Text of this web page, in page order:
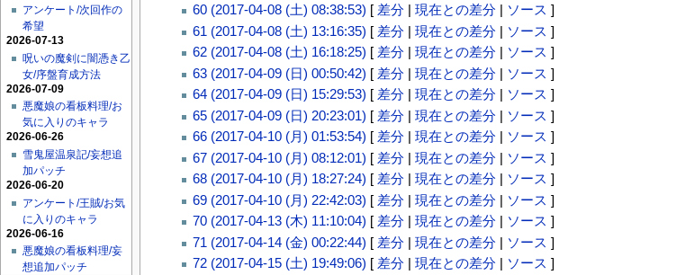
アンケート/次回作の
希望
2026-07-13
呪いの魔剣に闇憑き乙
女/序盤育成方法
2026-07-09
悪魔娘の看板料理/お
気に入りのキャラ
2026-06-26
雪鬼屋温泉記/妄想追
加パッチ
2026-06-20
アンケート/王賊/お気
に入りのキャラ
2026-06-16
悪魔娘の看板料理/妄
想追加パッチ
60 (2017-04-08 (土) 08:38:53) [ 差分| 現在との差分| ソース ]
61 (2017-04-08 (土) 13:16:35) [ 差分| 現在との差分| ソース ]
62 (2017-04-08 (土) 16:18:25) [ 差分| 現在との差分| ソース ]
63 (2017-04-09 (日) 00:50:42) [ 差分| 現在との差分| ソース ]
64 (2017-04-09 (日) 15:29:53) [ 差分| 現在との差分| ソース ]
65 (2017-04-09 (日) 20:23:01) [ 差分| 現在との差分| ソース ]
66 (2017-04-10 (月) 01:53:54) [ 差分| 現在との差分| ソース ]
67 (2017-04-10 (月) 08:12:01) [ 差分| 現在との差分| ソース ]
68 (2017-04-10 (月) 18:27:24) [ 差分| 現在との差分| ソース ]
69 (2017-04-10 (月) 22:42:03) [ 差分| 現在との差分| ソース ]
70 (2017-04-13 (木) 11:10:04) [ 差分| 現在との差分| ソース ]
71 (2017-04-14 (金) 00:22:44) [ 差分| 現在との差分| ソース ]
72 (2017-04-15 (土) 19:49:06) [ 差分| 現在との差分| ソース ]